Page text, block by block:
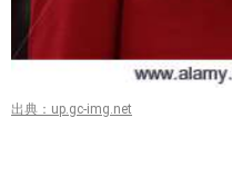
出典：up.gc-img.net